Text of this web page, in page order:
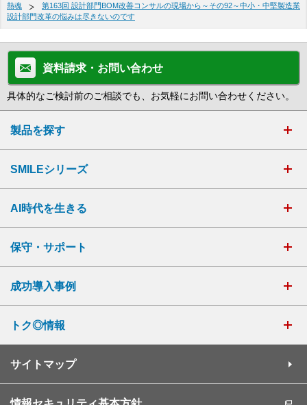
熱魂
第163回 設計部門BOM改善コンサルの現場から～その92～中小・中堅製造業
設計部門改革の悩みは尽きないのです
資料請求・お問い合わせ
具体的なご検討前のご相談でも、お気軽にお問い合わせください。
製品を探す
SMILEシリーズ
AI時代を生きる
保守・サポート
成功導入事例
トク◎情報
サイトマップ